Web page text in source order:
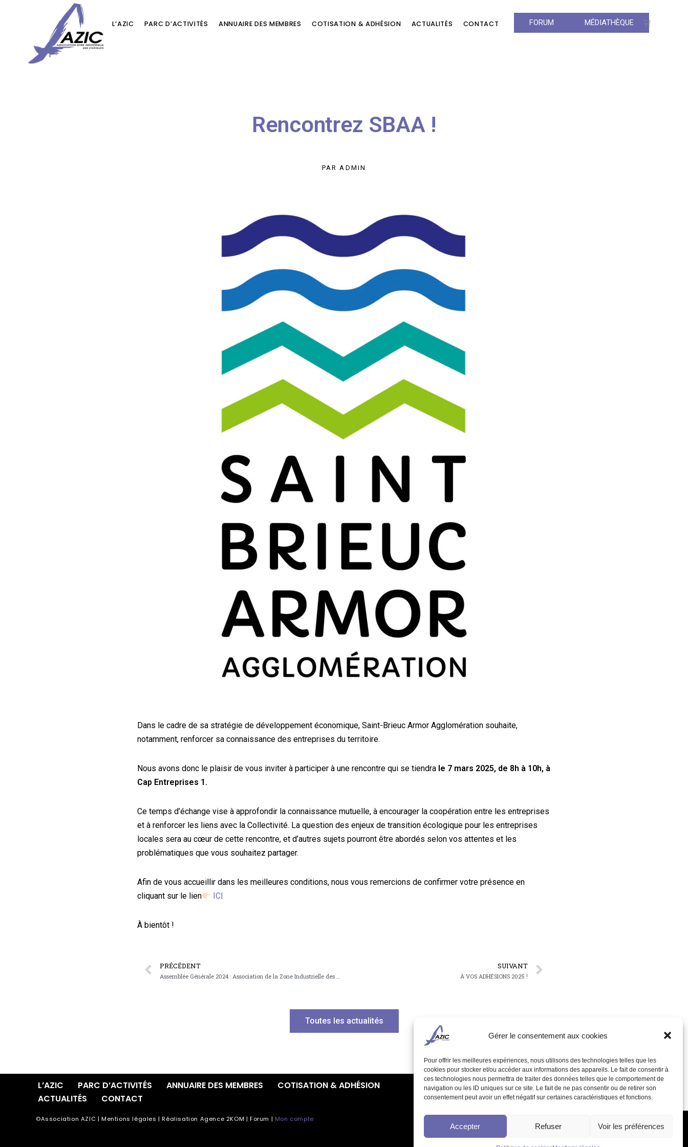
Gérer le consentement aux cookies
Pour offrir les meilleures expériences, nous utilisons des technologies telles que les
cookies pour stocker et/ou accéder aux informations des appareils. Le fait de consentir à
ces technologies nous permettra de traiter des données telles que le comportement de
navigation ou les ID uniques sur ce site. Le fait de ne pas consentir ou de retirer son
consentement peut avoir un effet négatif sur certaines caractéristiques et fonctions.
Accepter Refuser Voir les préférences
contenu
L’AZIC PARC D’ACTIVITÉS ANNUAIRE DES MEMBRES COTISATION & ADHÉSION ACTUALITÉS CONTACT FORUM MÉDIATHÈQUE
Rencontrez SBAA !
PAR ADMIN
Dans le cadre de sa stratégie de développement économique, Saint-Brieuc Armor Agglomération souhaite,
notamment, renforcer sa connaissance des entreprises du territoire.
Nous avons donc le plaisir de vous inviter à participer à une rencontre qui se tiendra le 7 mars 2025, de 8h à 10h, à
Cap Entreprises 1.
Ce temps d’échange vise à approfondir la connaissance mutuelle, à encourager la coopération entre les entreprises
et à renforcer les liens avec la Collectivité. La question des enjeux de transition écologique pour les entreprises
locales sera au cœur de cette rencontre, et d’autres sujets pourront être abordés selon vos attentes et les
problématiques que vous souhaitez partager.
Afin de vous accueillir dans les meilleures conditions, nous vous remercions de confirmer votre présence en
cliquant sur le lien
ICI
À bientôt !
PRÉCÉDENT SUIVANT
À VOS ADHÉSIONS 2025 !
Toutes les actualités
L’AZIC PARC D’ACTIVITÉS ANNUAIRE DES MEMBRES
COTISATION & ADHÉSION
ACTUALITÉS
CONTACT
ABONNEZ-VOUS À NOTRENEWSLETTER
©Association AZIC | Mentions légales | Réalisation Agence 2KOM |Forum | Mon compte